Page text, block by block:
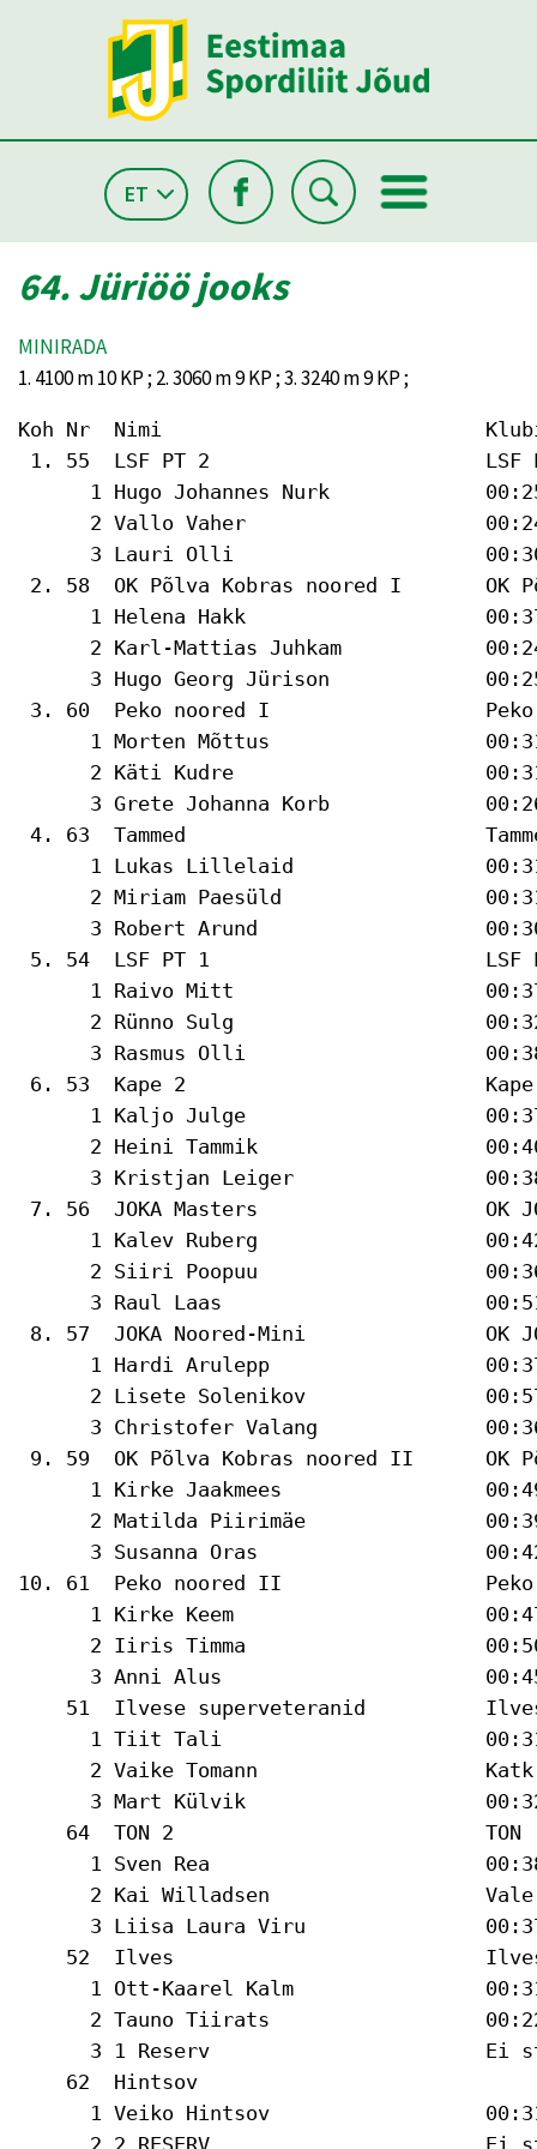
ET
64. Jüriöö jooks
MINIRADA
1. 4100 m 10 KP ; 2. 3060 m 9 KP ; 3. 3240 m 9 KP ;
Koh Nr  Nimi                           Klubi
1. 55  LSF PT 2                       LSF PT
1 Hugo Johannes Nurk
2 Vallo Vaher
3 Lauri Olli
2. 58  OK Põlva Kobras noored I       OK
1 Helena Hakk
2 Karl-Mattias Juhkam
3 Hugo Georg Jürison
3. 60  Peko noored I                  Peko
1 Morten Mõttus
2 Käti Kudre
3 Grete Johanna Korb
4. 63  Tammed
1 Lukas Lillelaid
2 Miriam Paesüld
3 Robert Arund
5. 54  LSF PT 1                       LSF PT
1 Raivo Mitt
2 Rünno Sulg
3 Rasmus Olli
6. 53  Kape 2                         Kape
1 Kaljo Julge
2 Heini Tammik
3 Kristjan Leiger
7. 56  JOKA Masters                   OK
1 Kalev Ruberg
2 Siiri Poopuu
3 Raul Laas
8. 57  JOKA Noored-Mini               OK
1 Hardi Arulepp
2 Lisete Solenikov
3 Christofer Valang
9. 59  OK Põlva Kobras noored II      OK
1 Kirke Jaakmees
2 Matilda Piirimäe
3 Susanna Oras
10. 61  Peko noored II                 Peko
1 Kirke Keem
2 Iiris Timma
3 Anni Alus
51  Ilvese superveteranid
1 Tiit Tali
2 Vaike Tomann
3 Mart Külvik
64  TON 2
1 Sven Rea
2 Kai Willadsen
3 Liisa Laura Viru
52  Ilves
1 Ott-Kaarel Kalm
2 Tauno Tiirats
3 1 Reserv                       Ei
62  Hintsov
1 Veiko Hintsov
2 2 RESERV                       Ei